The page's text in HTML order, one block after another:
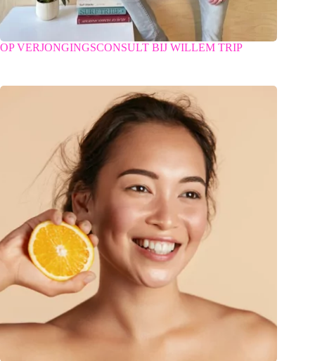
OP VERJONGINGSCONSULT BIJ WILLEM TRIP